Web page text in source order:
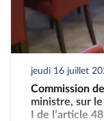
jeudi 16 juillet
Commission
ministre, sur
I de l’article